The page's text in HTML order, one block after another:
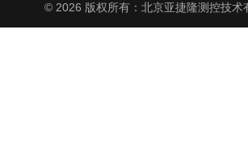
© 2026 版权所有：北京亚捷隆测控技